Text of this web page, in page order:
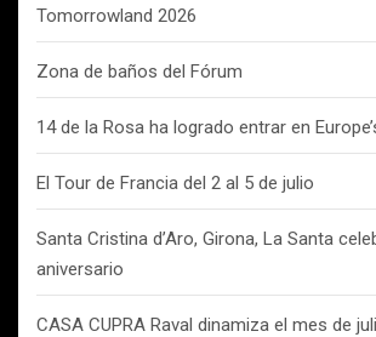
Tomorrowland 2026
Zona de baños del Fórum
14 de la Rosa ha logrado entrar en
El Tour de Francia del 2 al 5 de julio
Santa Cristina d’Aro, Girona, La Santa
aniversario
CASA CUPRA Raval dinamiza el mes de